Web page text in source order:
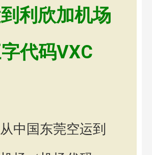
利欣加机场
代码VXC
中国东莞空运到